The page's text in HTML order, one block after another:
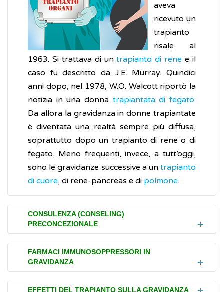
aveva
ricevuto un
trapianto
risale al
1963. Si trattava di untrapianto di rene e il
caso fu descritto da J.E. Murray. Quindici
anni dopo, nel 1978, W.O. Walcott riportò la
notizia in una donna trapiantata di fegato.
Da allora la gravidanza in donne trapiantate
è diventata una realtà sempre più diffusa,
soprattutto dopo un trapianto di rene o di
fegato. Meno frequenti, invece, a tutt’oggi,
sono le gravidanze successive a un trapianto
di cuore, di rene-pancreas e di polmone.
CONSULENZA (CONSELING)
PRECONCEZIONALE
Prima e dopo il trapianto d’organo, nella
coppia in età fertile è necessaria una
FARMACI IMMUNOSOPPRESSORI IN
GRAVIDANZA
Ifarmaci immunosoppressorisono impiegati
EFFETTI DEL TRAPIANTO SULLA GRAVIDANZA